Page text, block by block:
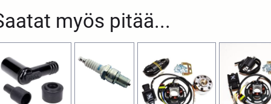
myös pitää...